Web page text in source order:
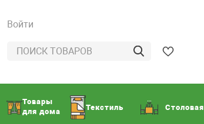
Войти
Товары
для дома
Текстиль Столовая